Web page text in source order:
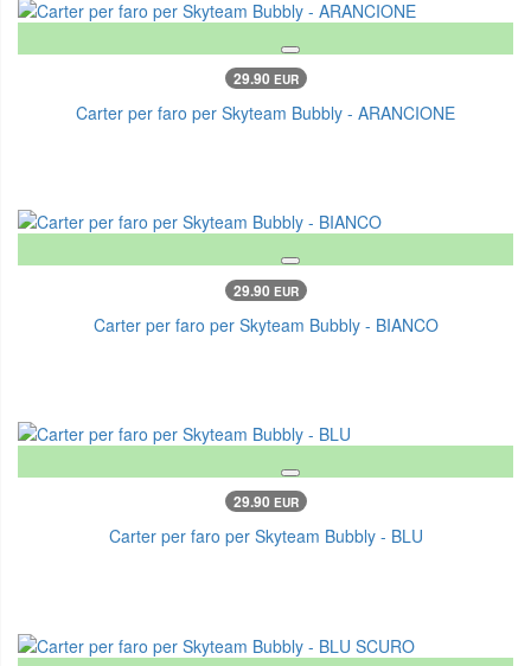
29.90 EUR
Carter per faro per Skyteam Bubbly - ARANCIONE
29.90 EUR
Carter per faro per Skyteam Bubbly - BIANCO
29.90 EUR
Carter per faro per Skyteam Bubbly - BLU